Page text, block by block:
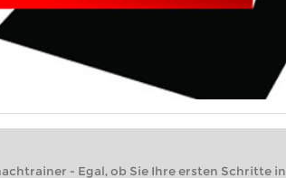
- Egal, ob Sie Ihre ersten Schritte in